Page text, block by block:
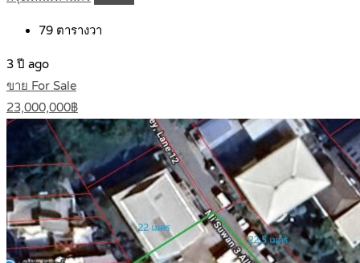
79 ตารางวา
3 ปี ago
ขาย For Sale
23,000,000฿